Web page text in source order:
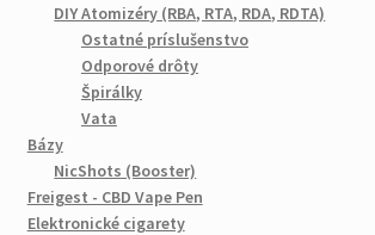
DIY Atomizéry (RBA, RTA, RDA, RDTA)
Ostatné príslušenstvo
Odporové drôty
Špirálky
Vata
Bázy
NicShots (Booster)
Freigest - CBD Vape Pen
Elektronické cigarety